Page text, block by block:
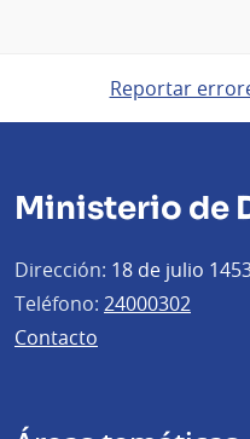
Reportar
Ministerio de
Dirección: 18 de julio
Teléfono: 24000302
Contacto